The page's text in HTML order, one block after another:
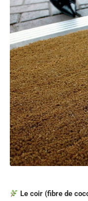
Le coir (fibre de